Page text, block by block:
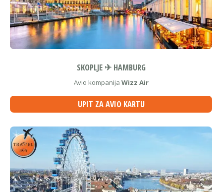
SKOPLJE ✈ HAMBURG
Avio kompanija Wizz Air
UPIT ZA AVIO KARTU